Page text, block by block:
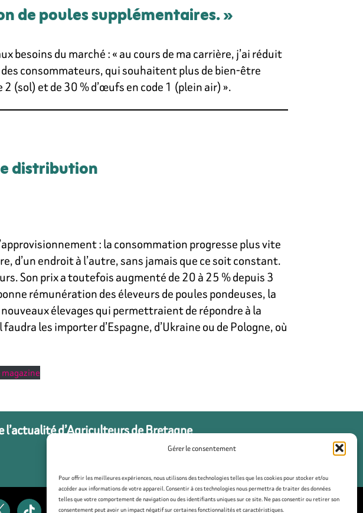
Gérer le consentement
Pour offrir les meilleures expériences, nous utilisons des technologies telles que les cookies pour stocker et/ou
accéder aux informations de votre appareil. Consentir à ces technologies nous permettra de traiter des données
telles que votre comportement de navigation ou des identifiants uniques sur ce site. Ne pas consentir ou retirer son
consentement peut avoir un impact négatif sur certaines fonctionnalités et caractéristiques.
de poules supplémentaires. »
du marché : « au cours de ma carrière, j’ai réduit
consommateurs, qui souhaitent plus de bien-être
(sol) et de 30 % d’œufs en code 1 (plein air) ».
distribution
: la consommation progresse plus vite
d’un endroit à l’autre, sans jamais que ce soit constant.
Son prix a toutefois augmenté de 20 à 25 % depuis 3
rémunération des éleveurs de poules pondeuses, la
élevages qui permettraient de répondre à la
les importer d’Espagne, d’Ukraine ou de Pologne, où
d’Agriculteurs de Bretagne